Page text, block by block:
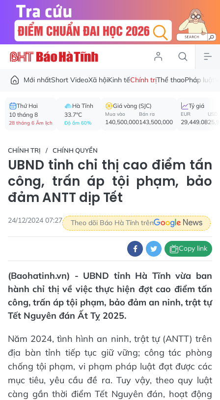
Mới nhấtShort VideoXã hộiKinh tếChính trịThể thaoPháp luật
Thứ Hai
10 tháng 8
28 tháng 6 Âm lịch
Hà Tĩnh
33.7°C
Độ ẩm 60%
Giá vàng (SJC)
Mua vào
140,500,000
Bán ra
143,500,000
Tỷ giá
EUR
29,449.08
USD
CHÍNH TRỊ CHÍNH QUYỀN
UBND tỉnh chỉ thị cao điểm tấn
công, trấn áp tội phạm, bảo
đảm ANTT dịp Tết
24/12/2024 07:27 Theo dõi Báo Hà Tĩnh trên
Copy link
(Baohatinh.vn) - UBND tỉnh Hà Tĩnh vừa ban
hành chỉ thị về việc thực hiện đợt cao điểm tấn
công, trấn áp tội phạm, bảo đảm an ninh, trật tự
Tết Nguyên đán Ất Tỵ 2025.
Năm 2024, tình hình an ninh, trật tự (ANTT) trên
địa bàn tỉnh tiếp tục giữ vững; công tác phòng
chống tội phạm, vi phạm pháp luật đạt được các
mục tiêu, yêu cầu đề ra. Tuy vậy, theo quy luật
càng gần thời điểm Tết Nguyên đán, hoạt động